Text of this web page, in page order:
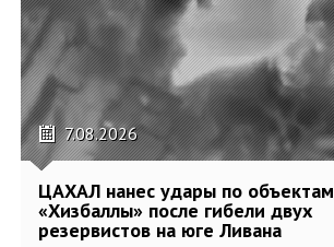
7.08.2026
ЦАХАЛ нанес удары по объектам
«Хизбаллы» после гибели двух
резервистов на юге Ливана